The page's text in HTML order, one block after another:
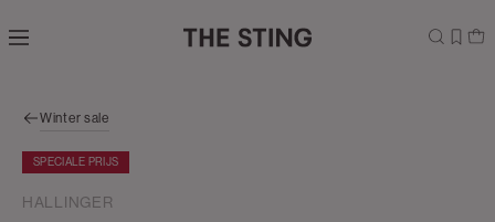
direct naar
zoekbalk
Navigeer
direct
naar de
Winter sale
SPECIALE PRIJS
HALLINGER